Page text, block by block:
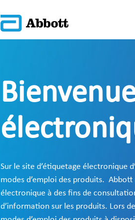
Sur le site d’étiquetage électronique
modes d’emploi des produits.
électronique à des fins de
d’information sur les produits. Lors